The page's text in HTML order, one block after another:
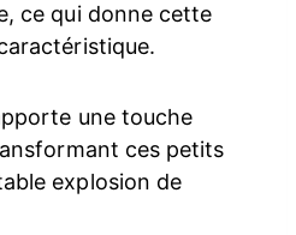
ce qui donne cette
une touche
ces petits
explosion de